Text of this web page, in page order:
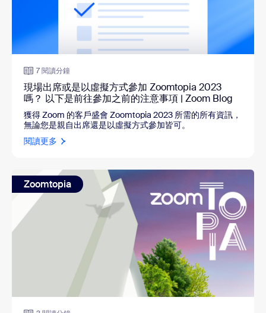
7 閱讀分鐘
現場出席或是以虛擬方式參加 Zoomtopia 2023
嗎？ 以下是前往參加之前的注意事項 | Zoom Blog
獲得 Zoom 的客戶盛會 Zoomtopia 2023 所需的所有資訊，
無論您是親自出席還是以虛擬方式參加皆可。
閱讀更多
Zoomtopia